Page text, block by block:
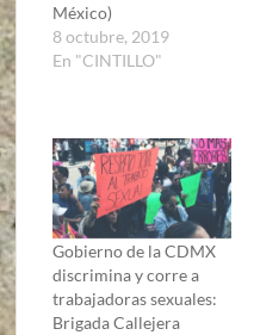
México)
8 octubre, 2019
En "CINTILLO"
Gobierno de la CDMX
discrimina y corre a
trabajadoras sexuales:
Brigada Callejera